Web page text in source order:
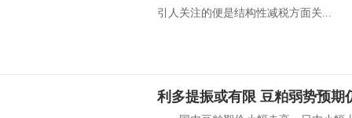
引人关注的便是结构性减税方面关...
利多提振或有限 豆粕弱势预期